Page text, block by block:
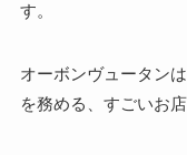
す。
オーボンヴュータン
を務める、すごいお店